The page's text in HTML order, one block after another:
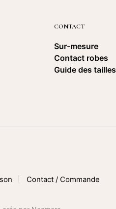
CONTACT
Sur-mesure
Contact robes
Guide des tailles
Contact / Commande